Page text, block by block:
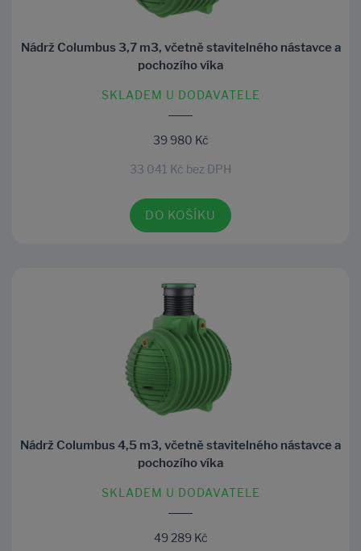
Nádrž Columbus 3,7 m3, včetně stavitelného nástavce a
pochozího víka
SKLADEM U DODAVATELE
39 980 Kč
33 041 Kč bez DPH
DO KOŠÍKU
Nádrž Columbus 4,5 m3, včetně stavitelného nástavce a
pochozího víka
SKLADEM U DODAVATELE
49 289 Kč